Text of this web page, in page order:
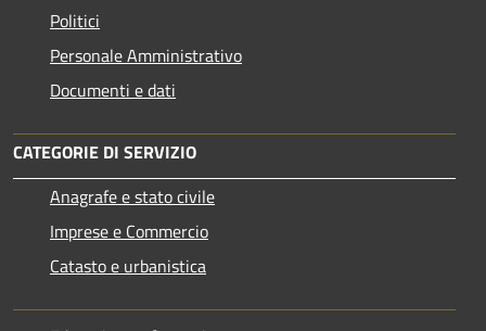
Politici
Personale Amministrativo
Documenti e dati
CATEGORIE DI SERVIZIO
Anagrafe e stato civile
Imprese e Commercio
Catasto e urbanistica